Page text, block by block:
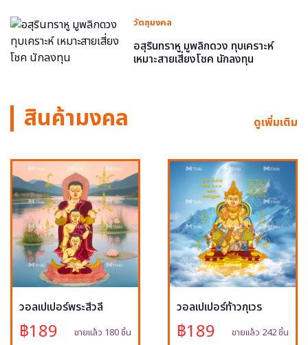
วัตถุมงคล
อสุรินทราหู มูพลิกดวง ทุบเคราะห์
เหมาะสายเสี่ยงโชค นักลงทุน
สินค้ามงคล ดูเพิ่มเติม
วอลเปเปอร์พระสีวลี
฿189 ขายแล้ว 180 ชิ้น
วอลเปเปอร์ท้าวกุเวร
฿189 ขายแล้ว 242 ชิ้น